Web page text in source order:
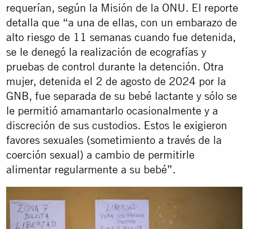
requerían, según la Misión de la ONU. El reporte
detalla que “a una de ellas, con un embarazo de
alto riesgo de 11 semanas cuando fue detenida,
se le denegó la realización de ecografías y
pruebas de control durante la detención. Otra
mujer, detenida el 2 de agosto de 2024 por la
GNB, fue separada de su bebé lactante y sólo se
le permitió amamantarlo ocasionalmente y a
discreción de sus custodios. Estos le exigieron
favores sexuales (sometimiento a través de la
coerción sexual) a cambio de permitirle
alimentar regularmente a su bebé”.